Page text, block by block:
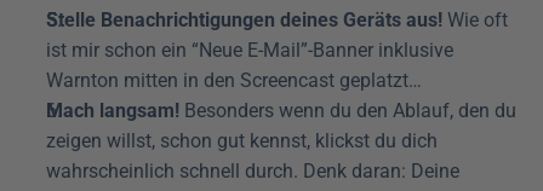
Stelle Benachrichtigungen deines Geräts aus! Wie oft
ist mir schon ein “Neue E-Mail”-Banner inklusive
Warnton mitten in den Screencast geplatzt…
Mach langsam! Besonders wenn du den Ablauf, den du
zeigen willst, schon gut kennst, klickst du dich
wahrscheinlich schnell durch. Denk daran: Deine